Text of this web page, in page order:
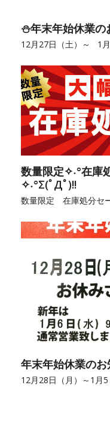
⛄年末年始休業の
12月27日（土）～ 1
数量限定✧˖°在庫
✧˖°Σ(ﾟДﾟ)!!
数量限定 在庫処分セ
年末年始休業の
12月28日（月）～1月